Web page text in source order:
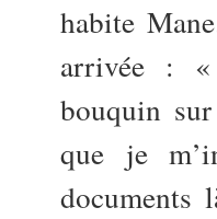
habite
arrivée : «
bouquin
que je
documents